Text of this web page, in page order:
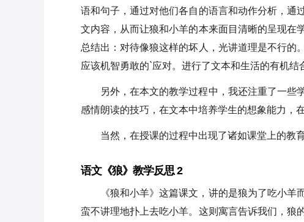
语和句子，通过对他们各自的语言和动作分析，通
文内容，从而让狼和小羊的本来面目清晰的呈现在
总结出：对待像狼这样的坏人，光讲道理是不行的
应该机智勇敢的`应对。进行了文本和生活的有机结
另外，在本文的教学过程中，我还注重了一些
感情朗读的技巧，在文本中培养学生的想象能力，
当然，在授课的过程中出现了诸如课堂上的教
语文《狼》教学反思 2
《狼和小羊》这篇课文，讲的是狼为了吃小
蛮不讲理地扑上去吃小羊。这则寓言告诉我们，狼